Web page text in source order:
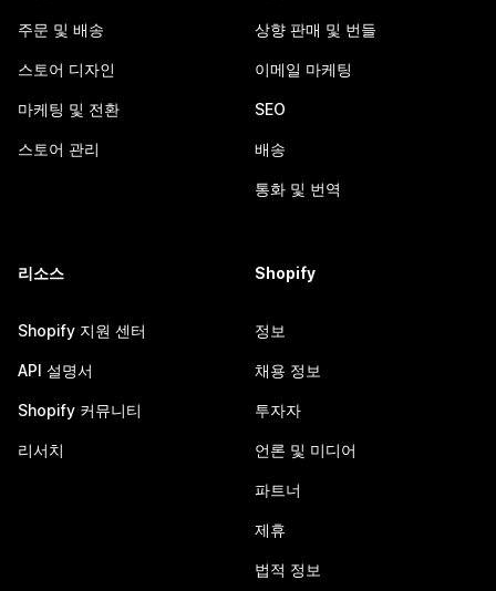
주문 및 배송
스토어 디자인
마케팅 및 전환
스토어 관리
상향 판매 및 번들
이메일 마케팅
SEO
배송
통화 및 번역
리소스
Shopify 지원 센터
API 설명서
Shopify 커뮤니티
리서치
Shopify
정보
채용 정보
투자자
언론 및 미디어
파트너
제휴
법적 정보